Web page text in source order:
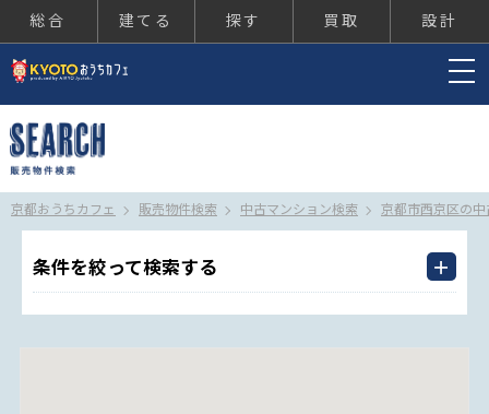
総合 建てる 探す 買取 設計
京都おうちカフェ 販売物件検索 中古マンション検索 京都市西京区の
条件を絞って検索する